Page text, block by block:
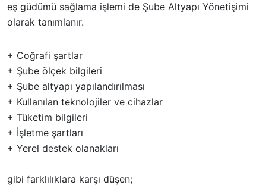
eş güdümü sağlama işlemi de Şube Altyapı Yönetişimi
olarak tanımlanır.
+ Coğrafi şartlar
+ Şube ölçek bilgileri
+ Şube altyapı yapılandırılması
+ Kullanılan teknolojiler ve cihazlar
+ Tüketim bilgileri
+ İşletme şartları
+ Yerel destek olanakları
gibi farklılıklara karşı düşen;